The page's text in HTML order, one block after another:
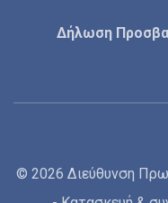
Δήλωση
© 2026 Διεύθυνση